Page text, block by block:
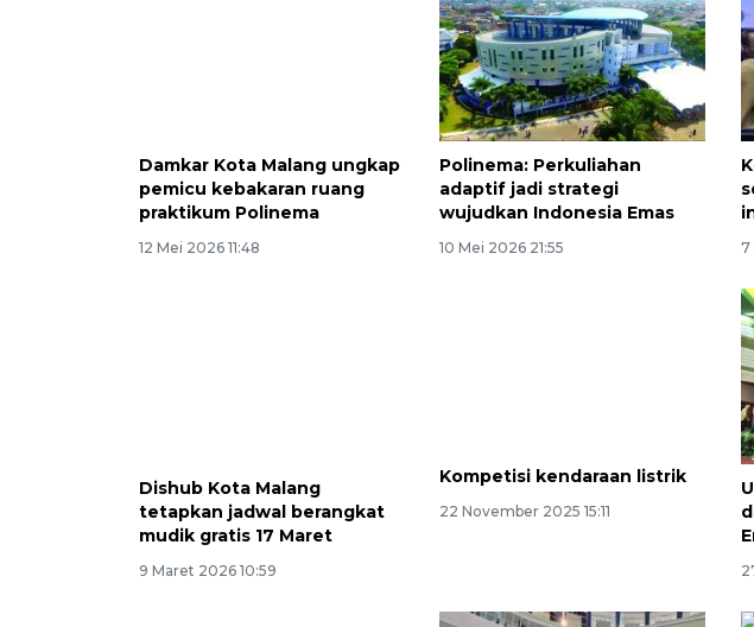
Damkar Kota Malang ungkap
pemicu kebakaran ruang
praktikum Polinema
12 Mei 2026 11:48
Polinema: Perkuliahan
adaptif jadi strategi
wujudkan Indonesia Emas
10 Mei 2026 21:55 7
Dishub Kota Malang
tetapkan jadwal berangkat
mudik gratis 17 Maret
9 Maret 2026 10:59
Kompetisi kendaraan listrik
2026
2026-08-06